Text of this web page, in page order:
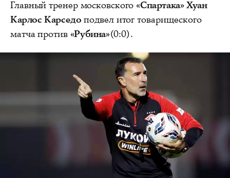
Главный тренер московского«Спартака» Хуан
Карлос Карседо подвел итог товарищеского
матча против «Рубина»(0:0).